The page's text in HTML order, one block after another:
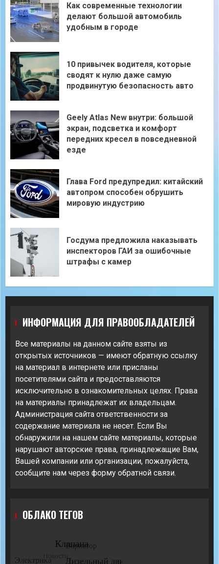
Как современные технологии
делают большой автомобиль
удобным в городе
10 привычек водителя, которые
сводят к нулю даже самую
продвинутую безопасность авто
Geely Atlas New внутри: большой
экран, подсветка и комфорт
передних кресел в повседневной
езде
Глава Ford предупредил: китайский
автопром способен обрушить
мировую индустрию
Госдума предложила наказывать
инспекторов ГАИ за ошибочные
штрафы с камер
ИНФОРМАЦИЯ ДЛЯ ПРАВООБЛАДАТЕЛЕЙ
Все материалы на данном сайте взяты из
открытых источников — имеют обратную ссылку
на материал в интернете или присланы
посетителями сайта и предоставляются
исключительно в ознакомительных целях. Права
на материалы принадлежат их владельцам.
Администрация сайта ответственности за
содержание материала не несет. Если Вы
обнаружили на нашем сайте материалы, которые
нарушают авторские права, принадлежащие Вам,
Вашей компании или организации, пожалуйста,
сообщите нам через форму обратной связи.
ОБЛАКО ТЕГОВ